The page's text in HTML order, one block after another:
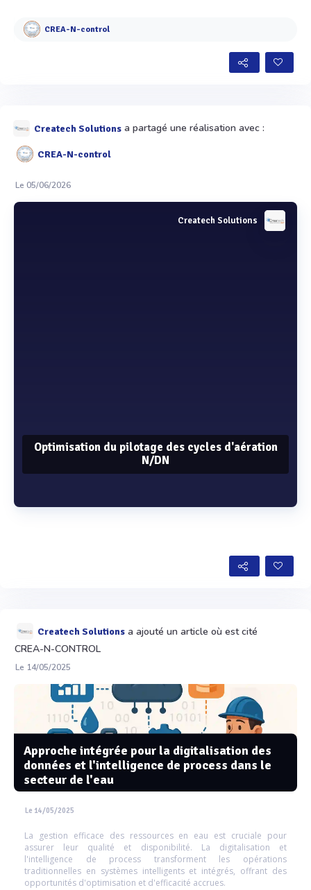
CREA-N-control
Createch Solutions a partagé une réalisation avec :
CREA-N-control
Le 05/06/2026
Createch Solutions
Optimisation du pilotage des cycles d'aération
N/DN
Createch Solutions a ajouté un article où est cité
CREA-N-CONTROL
Le 14/05/2025
Approche intégrée pour la digitalisation des
données et l'intelligence de process dans le
secteur de l'eau
Le 14/05/2025
La gestion efficace des ressources en eau est cruciale pour
assurer leur qualité et disponibilité. La digitalisation et
l'intelligence de process transforment les opérations
traditionnelles en systèmes intelligents et intégrés, offrant des
opportunités d'optimisation et d'efficacité accrues.